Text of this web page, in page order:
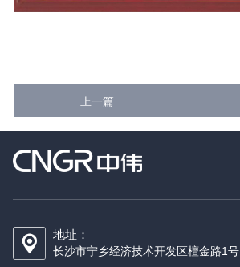
上一篇
地址：
长沙市宁乡经济技术开发区檀金路1号